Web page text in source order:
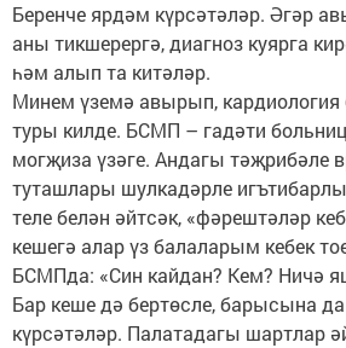
Беренче ярдәм күрсәтәләр. Әгәр
аны тикшерергә, диагноз куярга
һәм алып та китәләр.
Минем үземә авырып, кардиология
туры килде. БСМП – гадәти
могҗиза үзәге. Андагы тәҗрибәле
туташлары шулкадәрле
теле белән әйтсәк, «фәрештәләр
кешегә алар үз балаларым кебек
БСМПда: «Син кайдан? Кем? Ничә
Бар кеше дә бертөсле, барысына
күрсәтәләр. Палатадагы шартлар